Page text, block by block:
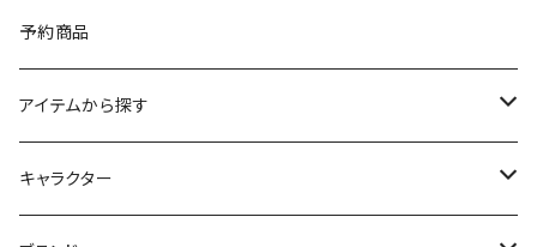
予約商品
アイテムから探す
九谷焼
キャラクター